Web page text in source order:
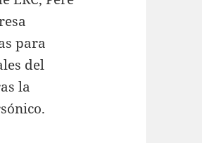
para
del
la